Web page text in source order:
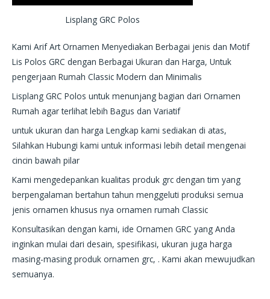
Lisplang GRC Polos
Kami Arif Art Ornamen Menyediakan Berbagai jenis dan Motif
Lis Polos GRC dengan Berbagai Ukuran dan Harga, Untuk
pengerjaan Rumah Classic Modern dan Minimalis
Lisplang GRC Polos untuk menunjang bagian dari Ornamen
Rumah agar terlihat lebih Bagus dan Variatif
untuk ukuran dan harga Lengkap kami sediakan di atas,
Silahkan Hubungi kami untuk informasi lebih detail mengenai
cincin bawah pilar
Kami mengedepankan kualitas produk grc dengan tim yang
berpengalaman bertahun tahun menggeluti produksi semua
jenis ornamen khusus nya ornamen rumah Classic
Konsultasikan dengan kami, ide Ornamen GRC yang Anda
inginkan mulai dari desain, spesifikasi, ukuran juga harga
masing-masing produk ornamen grc, . Kami akan mewujudkan
semuanya.